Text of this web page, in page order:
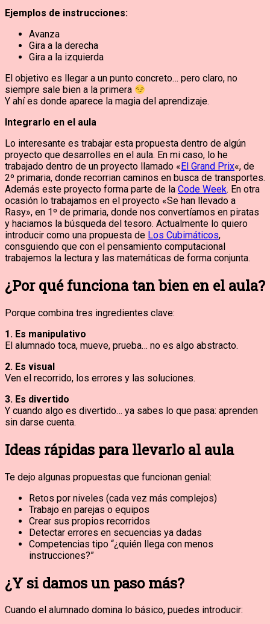
Ejemplos de instrucciones:
Avanza
Gira a la derecha
Gira a la izquierda
El objetivo es llegar a un punto concreto… pero claro, no
siempre sale bien a la primera
Y ahí es donde aparece la magia del aprendizaje.
Integrarlo en el aula
Lo interesante es trabajar esta propuesta dentro de algún
proyecto que desarrolles en el aula. En mi caso, lo he
trabajado dentro de un proyecto llamado «El Grand Prix«, de
2º primaria, donde recorrian caminos en busca de transportes.
Además este proyecto forma parte de la Code Week. En otra
ocasión lo trabajamos en el proyecto «Se han llevado a
Rasy», en 1º de primaria, donde nos convertíamos en piratas
y haciamos la búsqueda del tesoro. Actualmente lo quiero
introducir como una propuesta de Los Cubimáticos,
consguiendo que con el pensamiento computacional
trabajemos la lectura y las matemáticas de forma conjunta.
¿Por qué funciona tan bien en el aula?
Porque combina tres ingredientes clave:
1. Es manipulativo
El alumnado toca, mueve, prueba… no es algo abstracto.
2. Es visual
Ven el recorrido, los errores y las soluciones.
3. Es divertido
Y cuando algo es divertido… ya sabes lo que pasa: aprenden
sin darse cuenta.
Ideas rápidas para llevarlo al aula
Te dejo algunas propuestas que funcionan genial:
Retos por niveles (cada vez más complejos)
Trabajo en parejas o equipos
Crear sus propios recorridos
Detectar errores en secuencias ya dadas
Competencias tipo “¿quién llega con menos
instrucciones?”
¿Y si damos un paso más?
Cuando el alumnado domina lo básico, puedes introducir: